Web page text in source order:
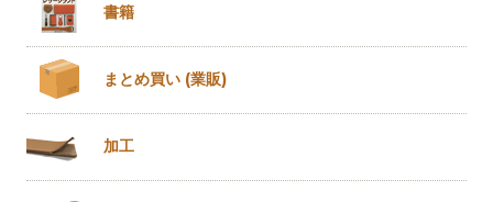
書籍
まとめ買い (業販)
加工